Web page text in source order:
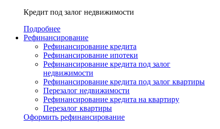
Кредит под залог недвижимости
Подробнее
Рефинансирование
Рефинансирование кредита
Рефинансирование ипотеки
Рефинансирование кредита под залог
недвижимости
Рефинансирование кредита под залог квартиры
Перезалог недвижимости
Рефинансирование кредита на квартиру
Перезалог квартиры
Оформить рефинансирование